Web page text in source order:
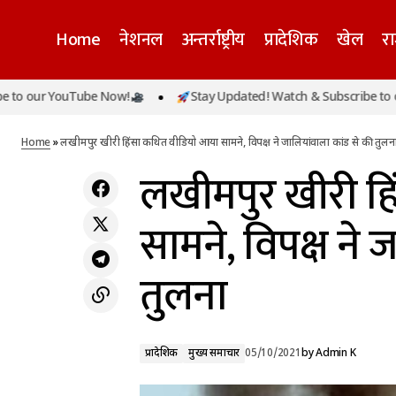
Home नेशनल अन्तर्राष्ट्रीय प्रादेशिक खेल
आर्यन खान के सपोर्ट में मीका सिंह ने किया ट्वीट,
प्रादेशिक
Now! Stay Updated! Watch & Subscribe to our
Home»लखीमपुर खीरी हिंसा कथित वीडियो आया सामने, विपक्ष ने जालियांवाला कांड से की
लखीमपुर खीरी
सामने, विपक्ष ने
तुलना
प्रादेशिक मुख्य समाचार 05/10/2021byAdmin K